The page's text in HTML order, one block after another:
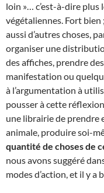
loin »… c’est-à-dire
végétaliennes. Fort bien
aussi d’autres choses,
organiser une
des affiches, prendre
manifestation ou
à l’argumentation à
pousser à cette
une librairie de prendre
animale, produire soi-
quantité de choses de
nous avons suggéré
modes d’action, et il y a